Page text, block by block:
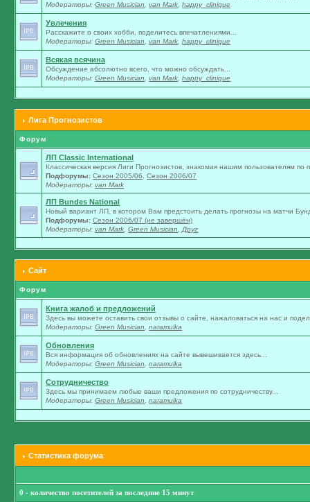
Модераторы:Green Musician ,van Mark ,happy_clinique
Увлечения
Расскажите о своих хобби, поделитесь впечатлениями...
Модераторы:Green Musician ,van Mark ,happy_clinique
Всякая всячина
Обсуждение абсолютно всего, что можно обсуждать...
Модераторы:Green Musician ,van Mark ,happy_clinique
Лига Прогнозистов
Форум
ЛП Classic International
Классическая версия Лиги Прогнозистов, знакомая нашим пользователям по
Подфорумы: Сезон 2005/06 ,Сезон 2006/07
Модераторы:van Mark
ЛП Bundes National
Новый вариант ЛП, в котором Вам предстоить делать прогнозы на матчи
Подфорумы: Сезон 2006/07 (не завершён)
Модераторы:van Mark ,Green Musician ,Друг
Сайт
Форум
Книга жалоб и предложений
Здесь вы можете оставить свои отзывы о сайте, нажаловаться на нас и
Модераторы:Green Musician ,naramulka
Обновления
Вся информация об обновлениях на сайте вывешивается здесь...
Модераторы:Green Musician ,naramulka
Сотрудничество
Здесь мы принимаем любые ваши предложения по сотрудничеству...
Модераторы:Green Musician ,naramulka
Статистика форума
0 - количество посетителей за последние 15 минут